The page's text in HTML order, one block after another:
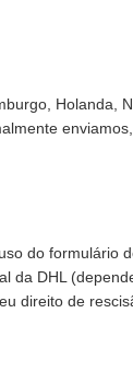
Holanda,
do formulário
da DHL
direito de